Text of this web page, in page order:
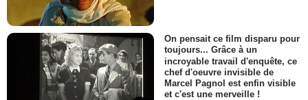
On pensait ce film disparu pour
toujours... Grâce à un
incroyable travail d'enquête, ce
chef d'oeuvre invisible de
Marcel Pagnol est enfin visible
et c'est une merveille !